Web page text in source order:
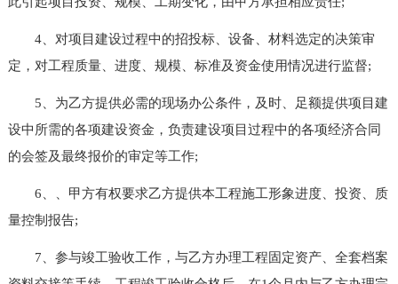
4、对项目建设过程中的招投标、设备、材料选定的决策审
定，对工程质量、进度、规模、标准及资金使用情况进行监督;
5、为乙方提供必需的现场办公条件，及时、足额提供项目建
设中所需的各项建设资金，负责建设项目过程中的各项经济合同
的会签及最终报价的审定等工作;
6、、甲方有权要求乙方提供本工程施工形象进度、投资、质
量控制报告;
7、参与竣工验收工作，与乙方办理工程固定资产、全套档案